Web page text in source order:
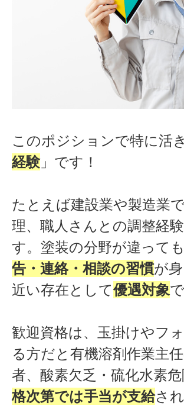
このポジションで特に活
経験」です！
たとえば建設業や製造業
理、職人さんとの調整経
す。塗装の分野が違っても
告・連絡・相談の習慣が
近い存在として優遇対象
歓迎資格は、玉掛けやフ
る方だと有機溶剤作業主
者、酸素欠乏・硫化水素
格次第では手当が支給さ